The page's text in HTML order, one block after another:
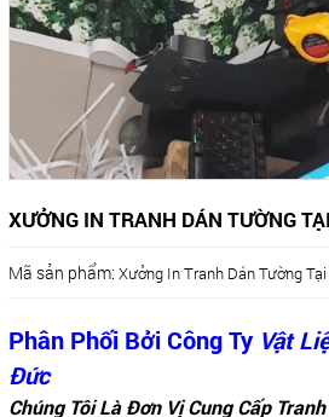
XƯỞNG IN TRANH DÁN TƯỜNG
Mã sản phẩm: Xưởng In Tranh Dán Tường
Phân Phối Bởi Công Ty Vật
Đức
Chúng Tôi Là Đơn Vị Cung Cấp